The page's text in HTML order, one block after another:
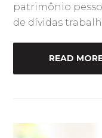
patrimônio
de dívidas
READ